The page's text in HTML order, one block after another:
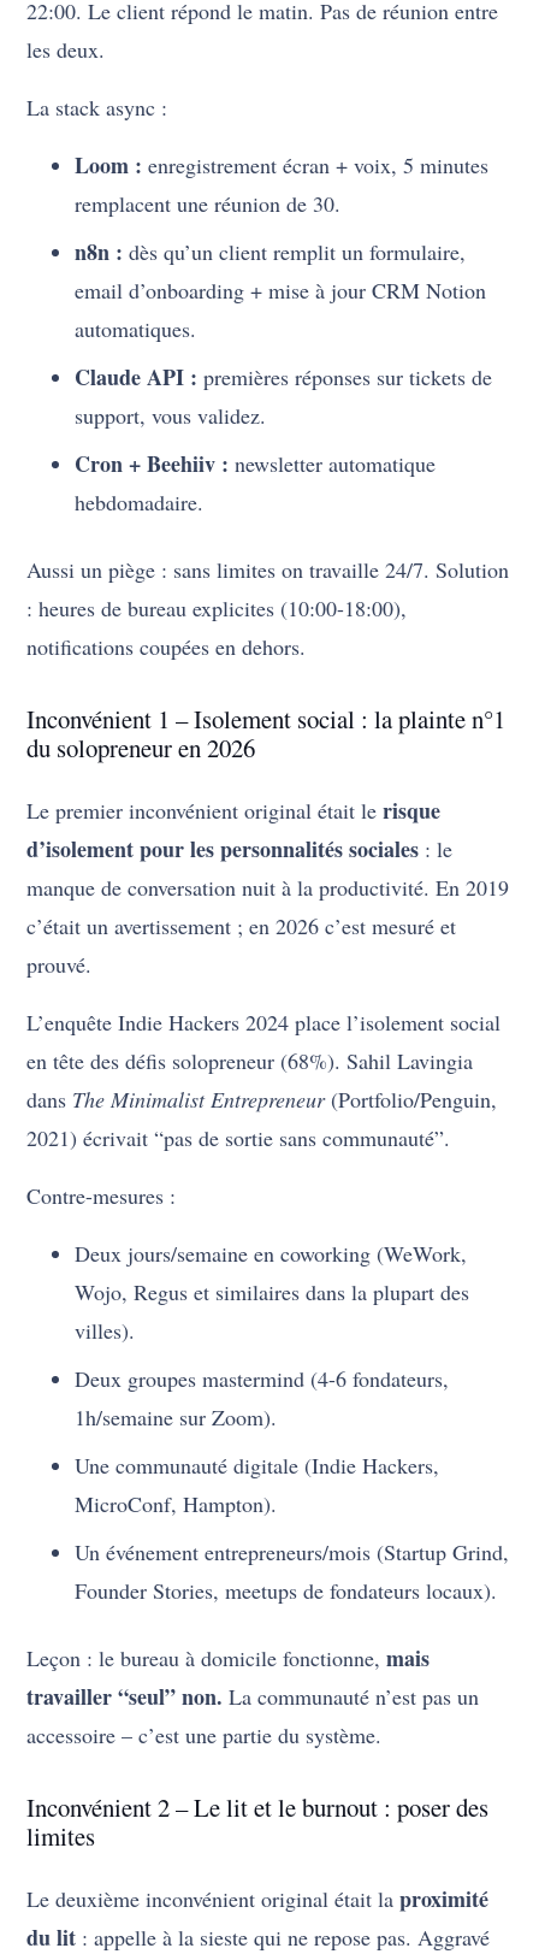
22:00. Le client répond le matin. Pas de réunion entre
les deux.
La stack async :
Loom : enregistrement écran + voix, 5 minutes
remplacent une réunion de 30.
n8n : dès qu’un client remplit un formulaire,
email d’onboarding + mise à jour CRM Notion
automatiques.
Claude API : premières réponses sur tickets de
support, vous validez.
Cron + Beehiiv : newsletter automatique
hebdomadaire.
Aussi un piège : sans limites on travaille 24/7. Solution
: heures de bureau explicites (10:00-18:00),
notifications coupées en dehors.
Inconvénient 1 – Isolement social : la plainte n°1
du solopreneur en 2026
Le premier inconvénient original était lerisque
d’isolement pour les personnalités sociales : le
manque de conversation nuit à la productivité. En 2019
c’était un avertissement ; en 2026 c’est mesuré et
prouvé.
L’enquête Indie Hackers 2024 place l’isolement social
en tête des défis solopreneur (68%). Sahil Lavingia
dans The Minimalist Entrepreneur(Portfolio/Penguin,
2021) écrivait “pas de sortie sans communauté”.
Contre-mesures :
Deux jours/semaine en coworking (WeWork,
Wojo, Regus et similaires dans la plupart des
villes).
Deux groupes mastermind (4-6 fondateurs,
1h/semaine sur Zoom).
Une communauté digitale (Indie Hackers,
MicroConf, Hampton).
Un événement entrepreneurs/mois (Startup Grind,
Founder Stories, meetups de fondateurs locaux).
Leçon : le bureau à domicile fonctionne,mais
travailler “seul” non. La communauté n’est pas un
accessoire – c’est une partie du système.
Inconvénient 2 – Le lit et le burnout : poser des
limites
Le deuxième inconvénient original était laproximité
du lit : appelle à la sieste qui ne repose pas. Aggravé